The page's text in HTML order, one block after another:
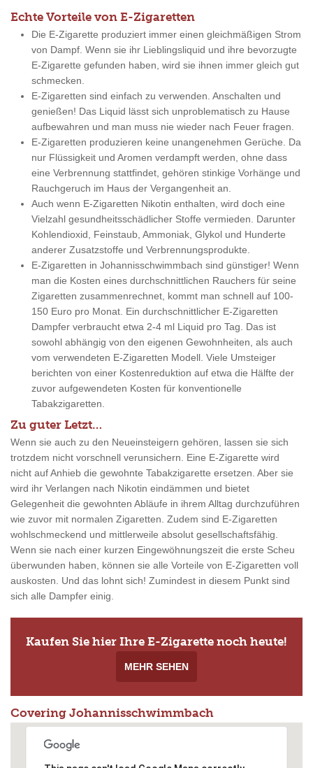
Echte Vorteile von E-Zigaretten
Die E-Zigarette produziert immer einen gleichmäßigen Strom
von Dampf. Wenn sie ihr Lieblingsliquid und ihre bevorzugte
E-Zigarette gefunden haben, wird sie ihnen immer gleich gut
schmecken.
E-Zigaretten sind einfach zu verwenden. Anschalten und
genießen! Das Liquid lässt sich unproblematisch zu Hause
aufbewahren und man muss nie wieder nach Feuer fragen.
E-Zigaretten produzieren keine unangenehmen Gerüche. Da
nur Flüssigkeit und Aromen verdampft werden, ohne dass
eine Verbrennung stattfindet, gehören stinkige Vorhänge und
Rauchgeruch im Haus der Vergangenheit an.
Auch wenn E-Zigaretten Nikotin enthalten, wird doch eine
Vielzahl gesundheitsschädlicher Stoffe vermieden. Darunter
Kohlendioxid, Feinstaub, Ammoniak, Glykol und Hunderte
anderer Zusatzstoffe und Verbrennungsprodukte.
E-Zigaretten in Johannisschwimmbach sind günstiger! Wenn
man die Kosten eines durchschnittlichen Rauchers für seine
Zigaretten zusammenrechnet, kommt man schnell auf 100-
150 Euro pro Monat. Ein durchschnittlicher E-Zigaretten
Dampfer verbraucht etwa 2-4 ml Liquid pro Tag. Das ist
sowohl abhängig von den eigenen Gewohnheiten, als auch
vom verwendeten E-Zigaretten Modell. Viele Umsteiger
berichten von einer Kostenreduktion auf etwa die Hälfte der
zuvor aufgewendeten Kosten für konventionelle
Tabakzigaretten.
Zu guter Letzt…
Wenn sie auch zu den Neueinsteigern gehören, lassen sie sich
trotzdem nicht vorschnell verunsichern. Eine E-Zigarette wird
nicht auf Anhieb die gewohnte Tabakzigarette ersetzen. Aber sie
wird ihr Verlangen nach Nikotin eindämmen und bietet
Gelegenheit die gewohnten Abläufe in ihrem Alltag durchzuführen
wie zuvor mit normalen Zigaretten. Zudem sind E-Zigaretten
wohlschmeckend und mittlerweile absolut gesellschaftsfähig.
Wenn sie nach einer kurzen Eingewöhnungszeit die erste Scheu
überwunden haben, können sie alle Vorteile von E-Zigaretten voll
auskosten. Und das lohnt sich! Zumindest in diesem Punkt sind
sich alle Dampfer einig.
Kaufen Sie hier Ihre E-Zigarette noch heute!
MEHR SEHEN
Covering Johannisschwimmbach